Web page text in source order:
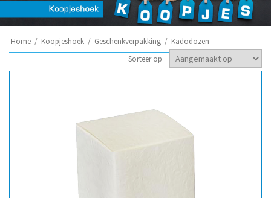
Home / Koopjeshoek / Geschenkverpakking / Kadodozen
Sorteer op